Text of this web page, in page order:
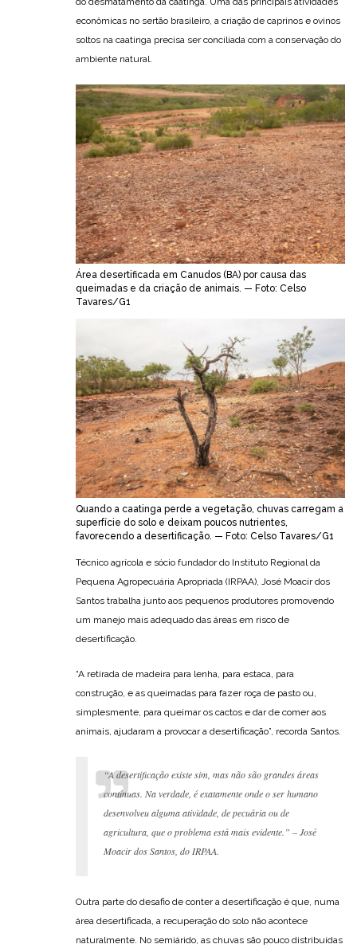
econômicas no sertão brasileiro, a criação de caprinos e ovinos
soltos na caatinga precisa ser conciliada com a conservação do
ambiente natural.
Área desertificada em Canudos (BA) por causa das
queimadas e da criação de animais. — Foto: Celso
Tavares/G1
Quando a caatinga perde a vegetação, chuvas carregam a
superfície do solo e deixam poucos nutrientes,
favorecendo a desertificação. — Foto: Celso Tavares/G1
Técnico agrícola e sócio fundador do Instituto Regional da
Pequena Agropecuária Apropriada (IRPAA), José Moacir dos
Santos trabalha junto aos pequenos produtores promovendo
um manejo mais adequado das áreas em risco de
desertificação.
“A retirada de madeira para lenha, para estaca, para
construção, e as queimadas para fazer roça de pasto ou,
simplesmente, para queimar os cactos e dar de comer aos
animais, ajudaram a provocar a desertificação”, recorda Santos.
“A desertificação existe sim, mas não são grandes áreas
contínuas. Na verdade, é exatamente onde o ser humano
desenvolveu alguma atividade, de pecuária ou de
agricultura, que o problema está mais evidente.” – José
Moacir dos Santos, do IRPAA.
Outra parte do desafio de conter a desertificação é que, numa
área desertificada, a recuperação do solo não acontece
naturalmente. No semiárido, as chuvas são pouco distribuídas